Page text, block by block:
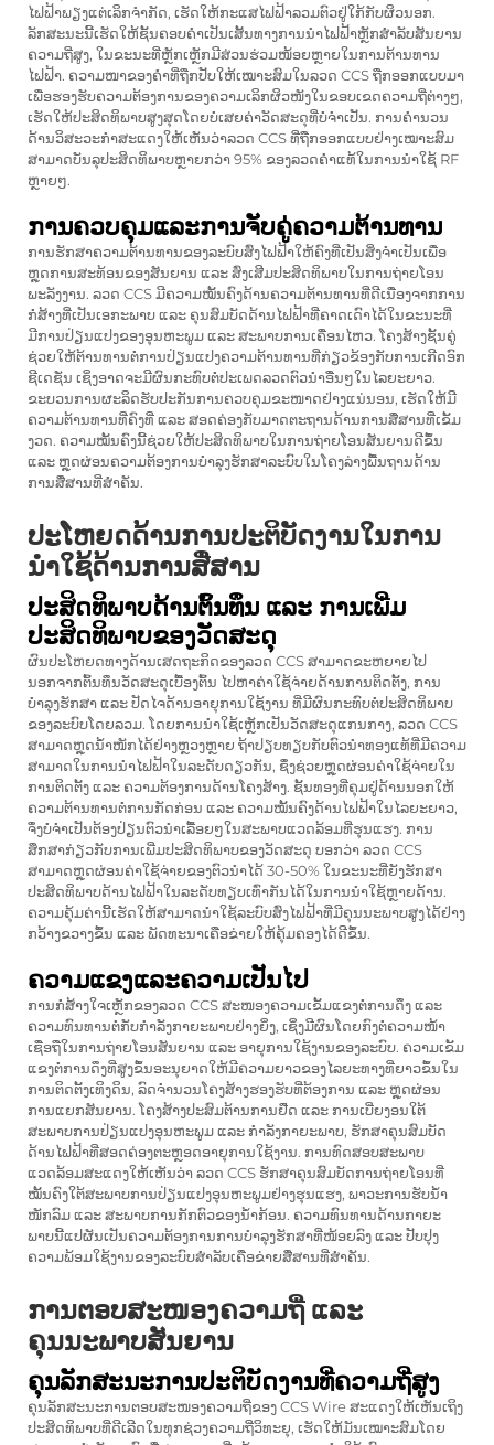
ໄຟຟ້າພຽງແຕ່ເລິກຈຳກັດ, ເຮັດໃຫ້ກະແສໄຟຟ້າລວມຕົວຢູ່ໃກ້ກັບຜິວນອກ.
ລັກສະນະນີ້ເຮັດໃຫ້ຊັ້ນຄອບຄຳເປັນເສັ້ນທາງການນຳໄຟຟ້າຫຼັກສຳລັບສັນຍານ
ຄວາມຖີ່ສູງ, ໃນຂະນະທີ່ຫຼັກເຫຼັກມີສ່ວນຮ່ວມໜ້ອຍຫຼາຍໃນການຕ້ານທານ
ໄຟຟ້າ. ຄວາມໜາຂອງຄຳທີ່ຖືກປັບໃຫ້ເໝາະສົມໃນລວດ CCS ຖືກອອກແບບມາ
ເພື່ອຮອງຮັບຄວາມຕ້ອງການຂອງຄວາມເລິກຜິວໜັງໃນຂອບເຂດຄວາມຖີ່ຕ່າງໆ,
ເຮັດໃຫ້ປະສິດທິພາບສູງສຸດໂດຍບໍ່ເສຍຄ່າວັດສະດຸທີ່ບໍ່ຈຳເປັນ. ການຄຳນວນ
ດ້ານວິສະວະກຳສະແດງໃຫ້ເຫັນວ່າລວດ CCS ທີ່ຖືກອອກແບບຢ່າງເໝາະສົມ
ສາມາດບັນລຸປະສິດທິພາບຫຼາຍກວ່າ 95% ຂອງລວດຄຳແທ້ໃນການນຳໃຊ້ RF
ຫຼາຍໆ.
ການຄວບຄຸມແລະການຈັບຄູ່ຄວາມຕ້ານທານ
ການຮັກສາຄວາມຕ້ານທານຂອງລະບົບສົ່ງໄຟຟ້າໃຫ້ຄົງທີ່ເປັນສິ່ງຈຳເປັນເພື່ອ
ຫຼຸດການສະທ້ອນຂອງສັນຍານ ແລະ ສົ່ງເສີມປະສິດທິພາບໃນການຖ່າຍໂອນ
ພະລັງງານ. ລວດ CCS ມີຄວາມໝັ້ນຄົງດ້ານຄວາມຕ້ານທານທີ່ດີເນື່ອງຈາກການ
ກໍ່ສ້າງທີ່ເປັນເອກະພາບ ແລະ ຄຸນສົມບັດດ້ານໄຟຟ້າທີ່ຄາດເດົາໄດ້ໃນຂະນະທີ່
ມີການປ່ຽນແປງຂອງອຸນຫະພູມ ແລະ ສະພາບການເຄື່ອນໄຫວ. ໂຄງສ້າງຊັ້ນຄູ່
ຊ່ວຍໃຫ້ຕ້ານທານຕໍ່ການປ່ຽນແປງຄວາມຕ້ານທານທີ່ກ່ຽວຂ້ອງກັບການເກີດອົກ
ຊີເດຊັ່ນ ເຊິ່ງອາດຈະມີຜົນກະທົບຕໍ່ປະເພດລວດຕົວນຳອື່ນໆໃນໄລຍະຍາວ.
ຂະບວນການຜະລິດຮັບປະກັນການຄວບຄຸມຂະໜາດຢ່າງແນ່ນອນ, ເຮັດໃຫ້ມີ
ຄວາມຕ້ານທານທີ່ຄົງທີ່ ແລະ ສອດຄ່ອງກັບມາດຕະຖານດ້ານການສື່ສານທີ່ເຂັ້ມ
ງວດ. ຄວາມໝັ້ນຄົງນີ້ຊ່ວຍໃຫ້ປະສິດທິພາບໃນການຖ່າຍໂອນສັນຍານດີຂຶ້ນ
ແລະ ຫຼຸດຜ່ອນຄວາມຕ້ອງການບຳລຸງຮັກສາລະບົບໃນໂຄງລ່າງພື້ນຖານດ້ານ
ການສື່ສານທີ່ສຳຄັນ.
ປະໂຫຍດດ້ານການປະຕິບັດງານໃນການ
ນຳໃຊ້ດ້ານການສື່ສານ
ປະສິດທິພາບດ້ານຕົ້ນທຶນ ແລະ ການເພີ່ມ
ປະສິດທິພາບຂອງວັດສະດຸ
ຜົນປະໂຫຍດທາງດ້ານເສດຖະກິດຂອງລວດ CCS ສາມາດຂະຫຍາຍໄປ
ນອກຈາກຕົ້ນທຶນວັດສະດຸເບື້ອງຕົ້ນ ໄປຫາຄ່າໃຊ້ຈ່າຍດ້ານການຕິດຕັ້ງ, ການ
ບຳລຸງຮັກສາ ແລະ ປັດໄຈດ້ານອາຍຸການໃຊ້ງານ ທີ່ມີຜົນກະທົບຕໍ່ປະສິດທິພາບ
ຂອງລະບົບໂດຍລວມ. ໂດຍການນຳໃຊ້ເຫຼັກເປັນວັດສະດຸແກນກາງ, ລວດ CCS
ສາມາດຫຼຸດນ້ຳໜັກໄດ້ຢ່າງຫຼວງຫຼາຍ ຖ້າປຽບທຽບກັບຕົວນຳທອງແທ້ທີ່ມີຄວາມ
ສາມາດໃນການນຳໄຟຟ້າໃນລະດັບດຽວກັນ, ຊຶ່ງຊ່ວຍຫຼຸດຜ່ອນຄ່າໃຊ້ຈ່າຍໃນ
ການຕິດຕັ້ງ ແລະ ຄວາມຕ້ອງການດ້ານໂຄງສ້າງ. ຊັ້ນທອງທີ່ຄຸມຢູ່ດ້ານນອກໃຫ້
ຄວາມຕ້ານທານຕໍ່ການກັດກ່ອນ ແລະ ຄວາມໝັ້ນຄົງດ້ານໄຟຟ້າໃນໄລຍະຍາວ,
ຈຶ່ງບໍ່ຈຳເປັນຕ້ອງປ່ຽນຕົວນຳເລື້ອຍໆໃນສະພາບແວດລ້ອມທີ່ຮຸນແຮງ. ການ
ສຶກສາກ່ຽວກັບການເພີ່ມປະສິດທິພາບຂອງວັດສະດຸ ບອກວ່າ ລວດ CCS
ສາມາດຫຼຸດຜ່ອນຄ່າໃຊ້ຈ່າຍຂອງຕົວນຳໄດ້ 30-50% ໃນຂະນະທີ່ຍັງຮັກສາ
ປະສິດທິພາບດ້ານໄຟຟ້າໃນລະດັບທຽບເທົ່າກັນໄດ້ໃນການນຳໃຊ້ຫຼາຍດ້ານ.
ຄວາມຄຸ້ມຄ່ານີ້ເຮັດໃຫ້ສາມາດນຳໃຊ້ລະບົບສົ່ງໄຟຟ້າທີ່ມີຄຸນນະພາບສູງໄດ້ຢ່າງ
ກວ້າງຂວາງຂຶ້ນ ແລະ ພັດທະນາເຄືອຂ່າຍໃຫ້ຄຸ້ມຄອງໄດ້ດີຂຶ້ນ.
ຄວາມແຂງແລະຄວາມເປັນໄປ
ການກໍ່ສ້າງໃຈເຫຼັກຂອງລວດ CCS ສະໜອງຄວາມເຂັ້ມແຂງຕໍ່ການດຶງ ແລະ
ຄວາມທົນທານຕໍ່ກັບກຳລັງກາຍະພາບຢ່າງຍິ່ງ, ເຊິ່ງມີຜົນໂດຍກົງຕໍ່ຄວາມໜ້າ
ເຊື່ອຖືໃນການຖ່າຍໂອນສັນຍານ ແລະ ອາຍຸການໃຊ້ງານຂອງລະບົບ. ຄວາມເຂັ້ມ
ແຂງຕໍ່ການດຶງທີ່ສູງຂຶ້ນອະນຸຍາດໃຫ້ມີຄວາມຍາວຂອງໄລຍະທາງທີ່ຍາວຂຶ້ນໃນ
ການຕິດຕັ້ງເທິງດິນ, ລົດຈຳນວນໂຄງສ້າງຮອງຮັບທີ່ຕ້ອງການ ແລະ ຫຼຸດຜ່ອນ
ການແຍກສັນຍານ. ໂຄງສ້າງປະສົມຕ້ານການຢືດ ແລະ ການເບີ່ຍງອນໃຕ້
ສະພາບການປ່ຽນແປງອຸນຫະພູມ ແລະ ກຳລັງກາຍະພາບ, ຮັກສາຄຸນສົມບັດ
ດ້ານໄຟຟ້າທີ່ສອດຄ່ອງຕະຫຼອດອາຍຸການໃຊ້ງານ. ການທົດສອບສະພາບ
ແວດລ້ອມສະແດງໃຫ້ເຫັນວ່າ ລວດ CCS ຮັກສາຄຸນສົມບັດການຖ່າຍໂອນທີ່
ໝັ້ນຄົງໃຕ້ສະພາບການປ່ຽນແປງອຸນຫະພູມຢ່າງຮຸນແຮງ, ພາວະການຮັບນ້ຳ
ໜັກລົມ ແລະ ສະພາບການກັກຕົວຂອງນ້ຳກ້ອນ. ຄວາມທົນທານດ້ານກາຍະ
ພາບນີ້ແປຜັນເປັນຄວາມຕ້ອງການການບຳລຸງຮັກສາທີ່ໜ້ອຍລົງ ແລະ ປັບປຸງ
ຄວາມພ້ອມໃຊ້ງານຂອງລະບົບສຳລັບເຄືອຂ່າຍສື່ສານທີ່ສຳຄັນ.
ການຕອບສະໜອງຄວາມຖີ່ ແລະ
ຄຸນນະພາບສັນຍານ
ຄຸນລັກສະນະການປະຕິບັດງານທີ່ຄວາມຖີ່ສູງ
ຄຸນລັກສະນະການຕອບສະໜອງຄວາມຖີ່ຂອງ CCS Wire ສະແດງໃຫ້ເຫັນເຖິງ
ປະສິດທິພາບທີ່ດີເລີດໃນທຸກຊ່ວງຄວາມຖີ່ວິທະຍຸ, ເຮັດໃຫ້ມັນເໝາະສົມໂດຍ